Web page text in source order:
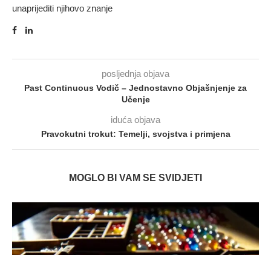
unaprijediti njihovo znanje
posljednja objava
Past Continuous Vodič – Jednostavno Objašnjenje za
Učenje
iduća objava
Pravokutni trokut: Temelji, svojstva i primjena
MOGLO BI VAM SE SVIDJETI